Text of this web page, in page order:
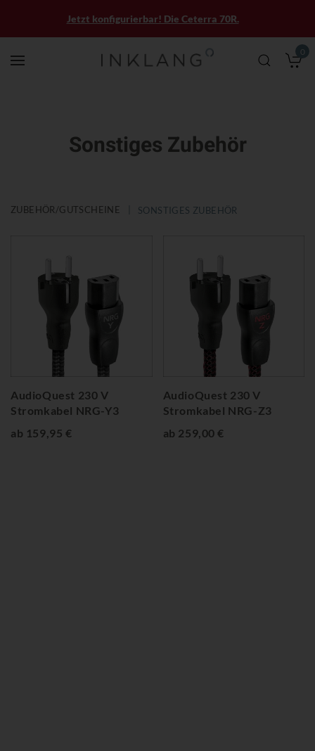
0
Jetzt konfigurierbar! Die Ceterra 70R.
Sonstiges Zubehör
ZUBEHÖR/GUTSCHEINE SONSTIGES ZUBEHÖR
AudioQuest 230 V
Stromkabel NRG-Y3
ab 159,95 €
AudioQuest 230 V
Stromkabel NRG-Z3
ab 259,00 €